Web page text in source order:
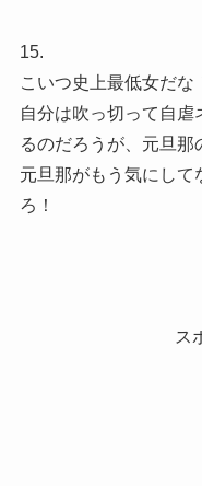
15.
こいつ史上最低女だな
自分は吹っ切って自虐
るのだろうが、元旦那
元旦那がもう気にして
ろ！
ス